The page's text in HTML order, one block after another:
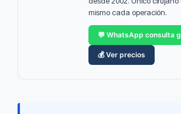
mismo cada operación.
💬 WhatsApp consulta
💰 Ver precios